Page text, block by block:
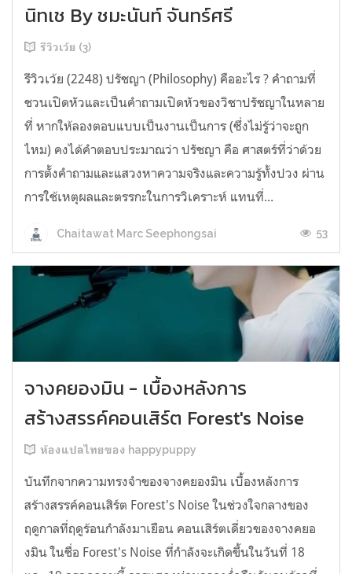
นิทเช By ชมะนันท์ จันทร์ศรี
รีวิวเว้ย (3)
รีวิวเว้ย (2248) ปรัชญา (Philosophy) คืออะไร ? คำถามที่
ชวนเปิดหัวและเป็นคำถามเปิดหัวของวิชาปรัชญาในหลาย
ที่ หากให้ลองตอบแบบเป็นงานเป็นการ (ซึ่งไม่รู้ว่าจะถูก
ไหม) คงได้คำตอบประมาณว่า ปรัชญา คือ ศาสตร์ที่ว่าด้วย
การตั้งคำถามและแสวงหาความจริงและความรู้ทั้งปวง ผ่าน
การใช้เหตุผลและตรรกะในการวิเคราะห์ แทนที่...
Chaitawat Marc Seephongsai 53
จางคยองมิน - เบื้องหลังการ
สร้างสรรค์คอนเสิร์ต Forest's Noise
ห้องแปลไทยของ happypuppy
บันทึกจากความทรงจำของจางคยองมิน เบื้องหลังการ
สร้างสรรค์คอนเสิร์ต Forest's Noise ในช่วงใจกลางของ
ฤดูกาลที่ฤดูร้อนกำลังมาเยือน คอนเสิร์ตเดี่ยวของจางคยอ
งมิน ในชื่อ Forest's Noise ที่กำลังจะเกิดขึ้นในวันที่ 18